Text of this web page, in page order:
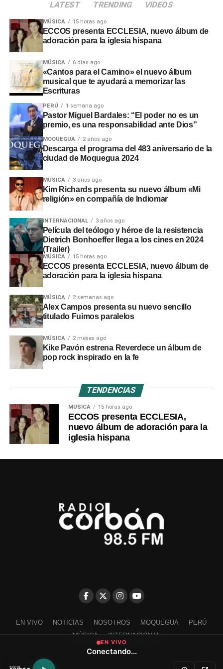
generacional de futbolistas que lidera el panorama
Las vacunas desarrolladas entre 2018 y 2019 solo han
demostrado eficacia contra la cepa Zaire, responsable de
epidemias anteriores.
Emergencia sanitaria
internacional
La OMS declaró este brote como una
salud pública de importancia internacional
que la propagación podría extenderse durante varios
meses.
Las condiciones de inseguridad en las zonas afectadas
dificultan las labores de contención, atención médica y
seguimiento de casos.
LATEST TRENDING VIDEOS
MÚSICA 15 horas ago
ECCOS presenta ECCLESIA, nuevo álbum de
adoración para la iglesia hispana
MÚSICA 6 días ago
«Cantos para el Camino» el nuevo álbum
musical que te ayudará a memorizar las
Escrituras
PERÚ 1 semana ago
Pastor Miguel Bardales: “El poder no es un
premio, es una responsabilidad ante Dios”
MOQUEGUA 2 años ago
Descarga el programa del 483 aniversario de la
ciudad de Moquegua 2024
MÚSICA 3 años ago
Kim Richards presenta su nuevo álbum «Mi
religión» en compañía de Indiomar
INTERNACIONAL 3 años ago
Película del teólogo y héroe de la resistencia
Dietrich Bonhoeffer llega a los cines en 2024
(Trailer)
MÚSICA 15 horas ago
ECCOS presenta ECCLESIA, nuevo álbum de
adoración para la iglesia hispana
MÚSICA 2 semanas ago
Alex Campos presenta su nuevo sencillo
titulado Fuimos paralelos
MÚSICA 2 meses ago
Kike Pavón estrena Reverdece un álbum de
pop rock inspirado en la fe
TENDENCIAS
MÚSICA 15 horas ago
ECCOS presenta ECCLESIA,
nuevo álbum de adoración para la
iglesia hispana
EN VIVO NOTICIAS NOSOTROS MOQUEGUA
PERÚ
MÚSICA
INTERNACIONAL
EN VIVO
Conectando...